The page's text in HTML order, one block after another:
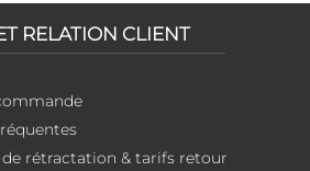
RELATION CLIENT
rétractation & tarifs retour